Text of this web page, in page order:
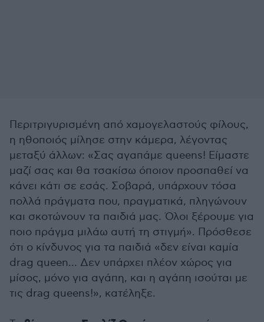
Περιτριγυρισμένη από χαμογελαστούς φίλους,
η ηθοποιός μίλησε στην κάμερα, λέγοντας
μεταξύ άλλων: «Σας αγαπάμε queens! Είμαστε
μαζί σας και θα τσακίσω όποιον προσπαθεί να
κάνει κάτι σε εσάς. Σοβαρά, υπάρχουν τόσα
πολλά πράγματα που, πραγματικά, πληγώνουν
και σκοτώνουν τα παιδιά μας. Όλοι ξέρουμε για
ποιο πράγμα μιλάω αυτή τη στιγμή». Πρόσθεσε
ότι ο κίνδυνος για τα παιδιά «δεν είναι καμία
drag queen... Δεν υπάρχει πλέον χώρος για
μίσος, μόνο για αγάπη, και η αγάπη ισούται με
τις drag queens!», κατέληξε.